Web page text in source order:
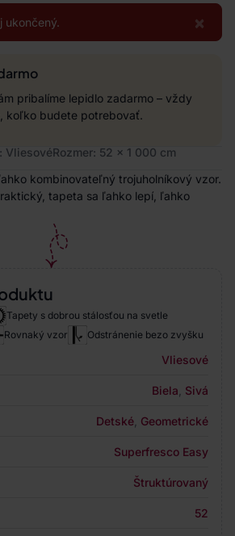
×
ukončený.
pribalíme lepidlo zadarmo – vždy
koľko budete potrebovať.
VliesovéRozmer: 52 x 1 000 cm
kombinovateľný trojuholníkový vzor.
tapeta sa ľahko lepí, ľahko
Tapety s dobrou stálosťou na svetle
Rovnaký vzor Odstránenie bezo zvyšku
Vliesové
Biela Sivá
Detské Geometrické
Superfresco Easy
Štruktúrovaný
52